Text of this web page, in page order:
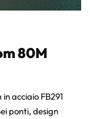
80M
acciaio FB291
ponti, design